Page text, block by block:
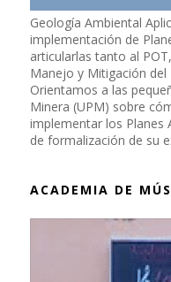
Geología Ambiental
implementación de
articularlas tanto al
Manejo y Mitigación
Orientamos a las
Minera (UPM) sobre
implementar los Planes
de formalización de su
ACADEMIA DE